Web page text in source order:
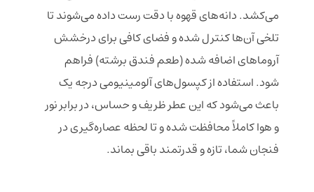
می‌کشد. دانه‌های قهوه با دقت رست داده می‌شوند تا
تلخی آن‌ها کنترل شده و فضای کافی برای درخشش
آروماهای اضافه شده (طعم فندق برشته) فراهم
شود. استفاده از کپسول‌های آلومینیومی درجه یک
باعث می‌شود که این عطر ظریف و حساس، در برابر نور
و هوا کاملاً محافظت شده و تا لحظه عصاره‌گیری در
فنجان شما، تازه و قدرتمند باقی بماند.